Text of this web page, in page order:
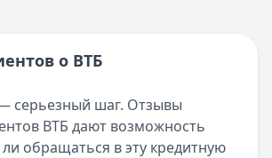
о ВТБ
серьезный шаг. Отзывы
ВТБ дают возможность
обращаться в эту кредитную